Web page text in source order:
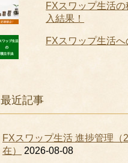
FXスワップ生活
入結果！
FXスワップ生活へ
最近記事
FXスワップ生活 進捗管理（
在）
2026-08-08